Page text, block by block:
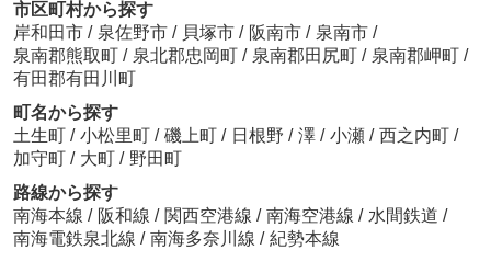
市区町村から探す
岸和田市 / 泉佐野市 / 貝塚市 / 阪南市 / 泉南市 /
泉南郡熊取町 / 泉北郡忠岡町 / 泉南郡田尻町 / 泉南郡岬町 /
有田郡有田川町
町名から探す
土生町 / 小松里町 / 磯上町 / 日根野 / 澤 / 小瀬 / 西之内町 /
加守町 / 大町 / 野田町
路線から探す
南海本線 / 阪和線 / 関西空港線 / 南海空港線 / 水間鉄道 /
南海電鉄泉北線 / 南海多奈川線 / 紀勢本線